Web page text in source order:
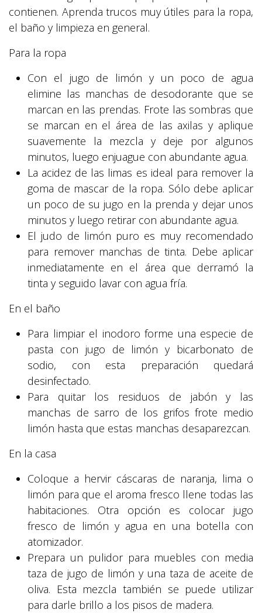
contienen. Aprenda trucos muy útiles para la ropa,
el baño y limpieza en general.
Para la ropa
Con el jugo de limón y un poco de agua
elimine las manchas de desodorante que se
marcan en las prendas. Frote las sombras que
se marcan en el área de las axilas y aplique
suavemente la mezcla y deje por algunos
minutos, luego enjuague con abundante agua.
La acidez de las limas es ideal para remover la
goma de mascar de la ropa. Sólo debe aplicar
un poco de su jugo en la prenda y dejar unos
minutos y luego retirar con abundante agua.
El judo de limón puro es muy recomendado
para remover manchas de tinta. Debe aplicar
inmediatamente en el área que derramó la
tinta y seguido lavar con agua fría.
En el baño
Para limpiar el inodoro forme una especie de
pasta con jugo de limón y bicarbonato de
sodio, con esta preparación quedará
desinfectado.
Para quitar los residuos de jabón y las
manchas de sarro de los grifos frote medio
limón hasta que estas manchas desaparezcan.
En la casa
Coloque a hervir cáscaras de naranja, lima o
limón para que el aroma fresco llene todas las
habitaciones. Otra opción es colocar jugo
fresco de limón y agua en una botella con
atomizador.
Prepara un pulidor para muebles con media
taza de jugo de limón y una taza de aceite de
oliva. Esta mezcla también se puede utilizar
para darle brillo a los pisos de madera.